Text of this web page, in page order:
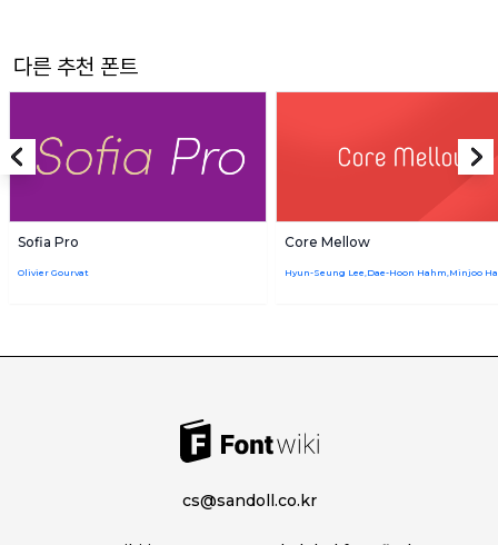
다른 추천 폰트
Sofia Pro
Olivier Gourvat
Core Mellow
Hyun-Seung Lee,Dae-Hoon Hahm,Minjoo
cs@sandoll.co.kr